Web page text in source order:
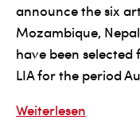
announce the six
Mozambique,
have been
LIA for the period
Weiterlesen